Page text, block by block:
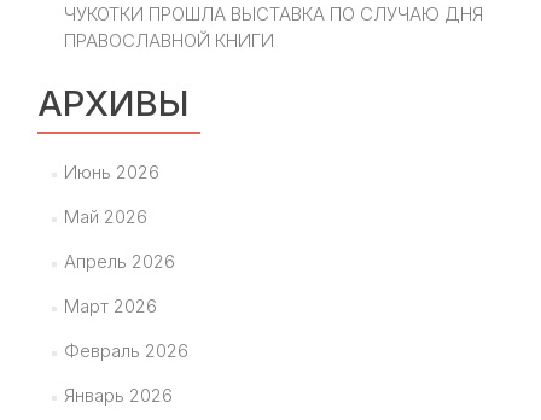
ЧУКОТКИ ПРОШЛА ВЫСТАВКА ПО СЛУЧАЮ ДНЯ
ПРАВОСЛАВНОЙ КНИГИ
АРХИВЫ
Июнь 2026
Май 2026
Апрель 2026
Март 2026
Февраль 2026
Январь 2026